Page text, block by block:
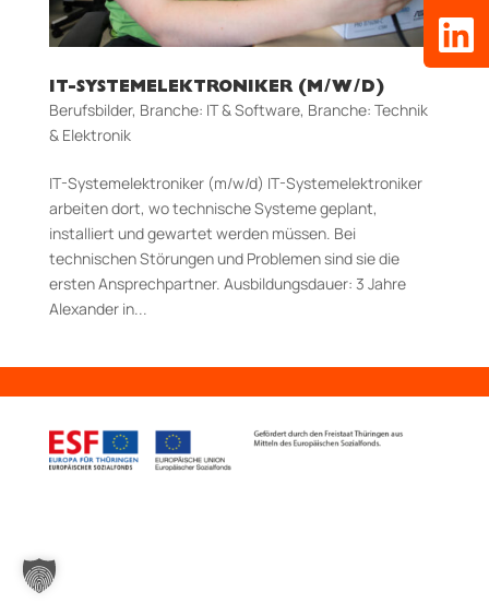
IT-SYSTEMELEKTRONIKER (M/W/D)
Berufsbilder, Branche: IT & Software, Branche: Technik
& Elektronik
IT-Systemelektroniker (m/w/d) IT-­Systemelektroniker
arbeiten dort, wo technische Systeme geplant,
installiert und gewartet werden müssen. Bei
technischen Störungen und Problemen sind sie die
ersten Ansprechpartner. Aus­bildungs­dauer: 3 Jahre
Alexander in...